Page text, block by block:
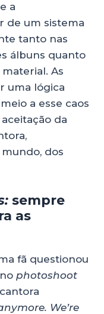
a
de um sistema
tanto nas
álbuns quanto
material. As
uma lógica
a esse caos
da
dos
sempre
as
fã questionou
photoshoot
We’re